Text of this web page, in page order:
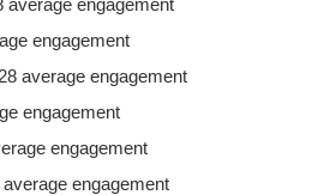
average engagement
engagement
average engagement
engagement
engagement
engagement